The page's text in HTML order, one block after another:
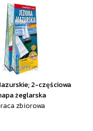
2-częściowa
żeglarska
zbiorowa